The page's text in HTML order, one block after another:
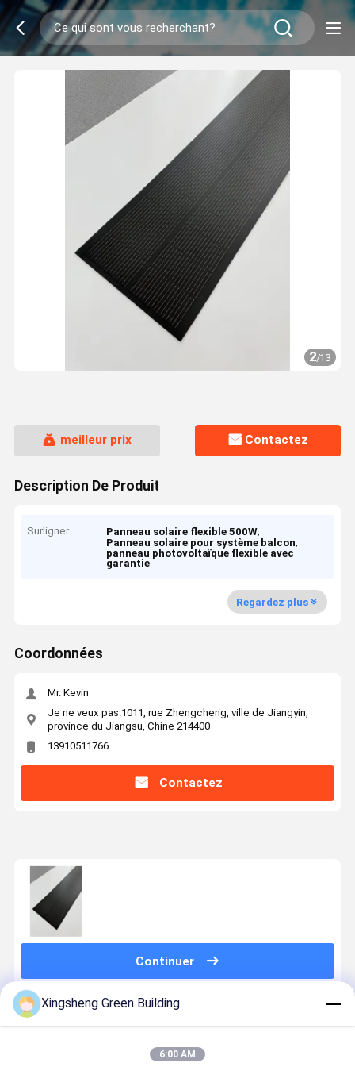
2/13
meilleur prix Contactez
Description De Produit
Surligner Panneau solaire flexible 500W,
Panneau solaire pour système balcon,
panneau photovoltaïque flexible avec
garantie
Regardez plus
Coordonnées
Mr. Kevin
Je ne veux pas.1011, rue Zhengcheng, ville de Jiangyin,
province du Jiangsu, Chine 214400
13910511766
Contactez
Continuer
Produits Recommandés
Xingsheng Green Building
6:00 AM